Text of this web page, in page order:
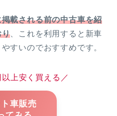
載される前の中古車を紹
り 、これを利用すると新車
すいのでおすすめです。
上安く買える／
車販売
てみる